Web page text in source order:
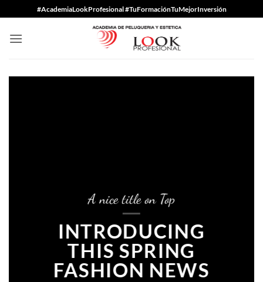
al
contenido
#AcademiaLookProfesional #TuFormaciónTuMejorInversión
A nice title on Top
INTRODUCING
THIS SPRING
FASHION NEWS